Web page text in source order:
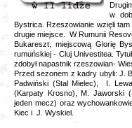
w
Bystrica. Rzeszowianie wzięli
drugie miejsce. W Rumunii
Bukareszt, miejscową Glorię
rumuńskiej - Cluj Univestitea.
zdobył napastnik rzeszowian-
Przed sezonem z kadry ubyli: J.
Padwiński (Stal Mielec), I.
(Karpaty Krosno), M. Jaworski
jeden mecz) oraz
Kiec i J. Wyskiel.